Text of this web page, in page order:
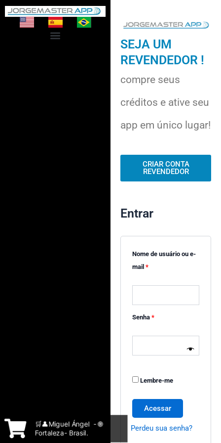
SEJA UM
REVENDEDOR !
compre seus
créditos e ative seu
app em único lugar!
CRIAR CONTA
REVENDEDOR
Entrar
Nome de usuário ou e-
mail *
Senha *
Lembre-me
Acessar
Perdeu sua senha?
🛒👤Miguel Ángel - 🌐
Fortaleza- Brasil.